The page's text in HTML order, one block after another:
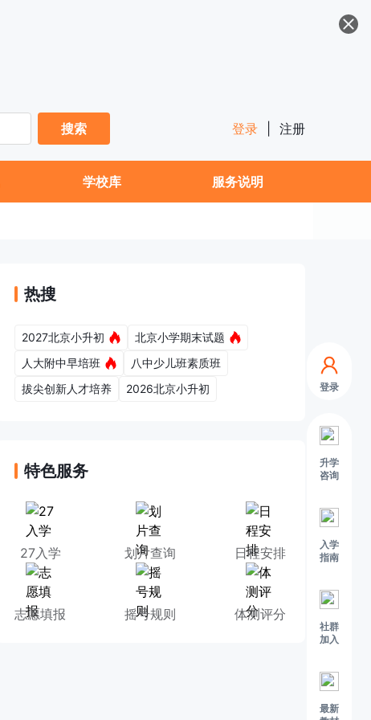
登录
升学
咨询
入学
指南
社群
加入
最新
搜索
登录 注册
学校库 服务说明
热搜
2027北京小升初
北京小学期末试题
人大附中早培班
八中少儿班素质班
拔尖创新人才培养
2026北京小升初
特色服务
27入学 划片查询 日程安排
志愿填报 摇号规则 体测评分